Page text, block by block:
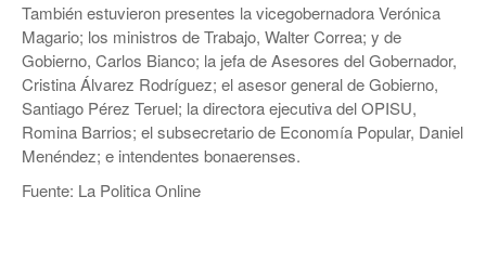
También estuvieron presentes la vicegobernadora Verónica
Magario; los ministros de Trabajo, Walter Correa; y de
Gobierno, Carlos Bianco; la jefa de Asesores del Gobernador,
Cristina Álvarez Rodríguez; el asesor general de Gobierno,
Santiago Pérez Teruel; la directora ejecutiva del OPISU,
Romina Barrios; el subsecretario de Economía Popular, Daniel
Menéndez; e intendentes bonaerenses.
Fuente: La Politica Online